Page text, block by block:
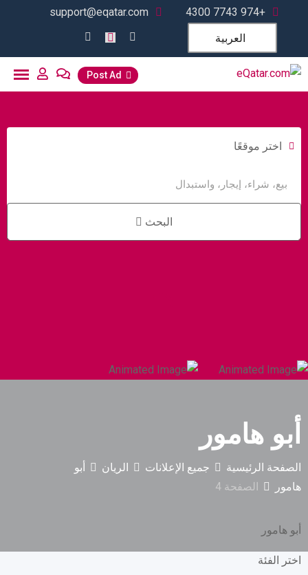
+974 7743 4300
support@eqatar.com
العربية
Post Ad
اختر موقعًا
البحث
أبو هامور
الصفحة الرئيسية جميع الإعلانات الريان
أبو
هامور
الصفحة 4
أبو هامور
اختر الفئة